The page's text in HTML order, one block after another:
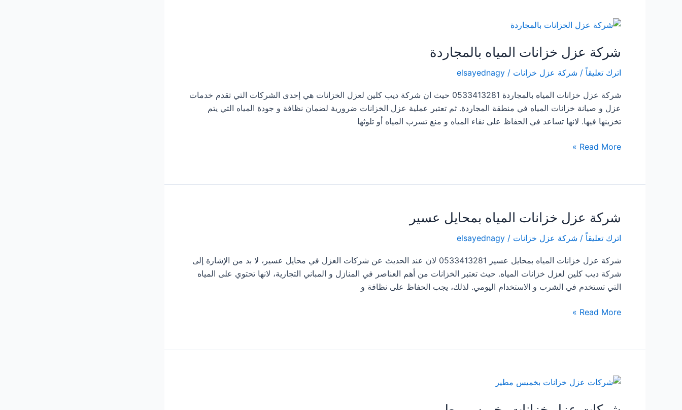
شركة عزل خزانات المياه بالمجاردة
اترك تعليقاً / شركة عزل خزانات /
elsayednagy
شركة عزل خزانات المياه بالمجاردة 0533413281 حيث ان شركة ديب كلين لعزل الخزانات هي إحدى الشركات التي تقدم خدمات
عزل و صيانة خزانات المياه في منطقة المجاردة. ثم تعتبر عملية عزل الخزانات ضرورية لضمان نظافة و جودة المياه التي يتم
تخزينها فيها. لانها تساعد في الحفاظ على نقاء المياه و منع تسرب المياه أو تلوثها
شركة
المياه
Read More »
شركة عزل خزانات المياه بمحايل عسير
اترك تعليقاً / شركة عزل خزانات /
elsayednagy
شركة عزل خزانات المياه بمحايل عسير 0533413281 لان عند الحديث عن شركات العزل في محايل عسير، لا بد من الإشارة إلى
شركة ديب كلين لعزل خزانات المياه. حيث تعتبر الخزانات من أهم العناصر في المنازل و المباني التجارية، لانها تحتوي على المياه
التي تستخدم في الشرب و الاستخدام اليومي. لذلك، يجب الحفاظ على نظافة و
شركة
المياه
عسير
Read More »